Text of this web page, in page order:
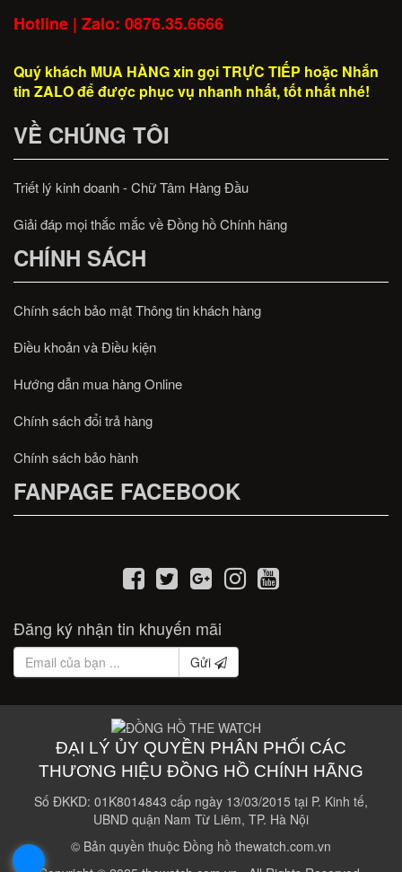
Hotline | Zalo: 0876.35.6666
Quý khách MUA HÀNG xin gọi TRỰC TIẾP hoặc Nhắn
tin ZALO để được phục vụ nhanh nhất, tốt nhất nhé!
VỀ CHÚNG TÔI
Triết lý kinh doanh - Chữ Tâm Hàng Đầu
Giải đáp mọi thắc mắc về Đồng hồ Chính hãng
CHÍNH SÁCH
Chính sách bảo mật Thông tin khách hàng
Điều khoản và Điều kiện
Hướng dẫn mua hàng Online
Chính sách đổi trả hàng
Chính sách bảo hành
FANPAGE FACEBOOK
Đăng ký nhận tin khuyến mãi
Gửi
ĐẠI LÝ ỦY QUYỀN PHÂN PHỐI CÁC
THƯƠNG HIỆU ĐỒNG HỒ CHÍNH HÃNG
Số ĐKKD: 01K8014843 cấp ngày 13/03/2015 tại P. Kinh tế,
UBND quận Nam Từ Liêm, TP. Hà Nội
© Bản quyền thuộc Đồng hồ thewatch.com.vn